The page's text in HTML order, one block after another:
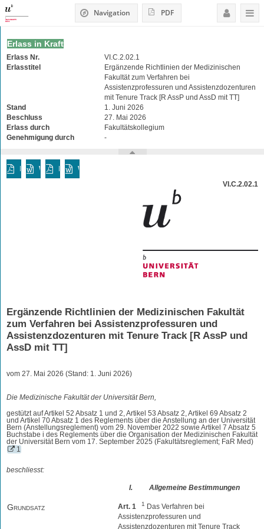
Navigation PDF
Erlass in Kraft
Erlass Nr.
VI.C.2.02.1
Erlasstitel
Ergänzende Richtlinien der Medizinischen
Fakultät zum Verfahren bei
Assistenzprofessuren und Assistenzdozenturen
mit Tenure Track [R AssP und AssD mit TT]
Stand
1. Juni 2026
Beschluss
27. Mai 2026
Erlass durch
Fakultätskollegium
Genehmigung durch
-
PDF Word PDF ohne Anhang
Word ohne Anhang
VI.C.2.02.1
Ergänzende Richtlinien der Medizinischen Fakultät
zum Verfahren bei Assistenzprofessuren und
Assistenzdozenturen mit Tenure Track [R AssP und
AssD mit TT]
vom 27. Mai 2026 (Stand: 1. Juni 2026)
Die Medizinische Fakultät der Universität Bern,
gestützt auf Artikel 52 Absatz 1 und 2, Artikel 53 Absatz 2, Artikel 69 Absatz 2
und Artikel 70 Absatz 1 des Reglements über die Anstellung an der Universität
Bern (Anstellungsreglement) vom 29. November 2022 sowie Artikel 7 Absatz 5
Buchstabe i des Reglements über die Organisation der Medizinischen Fakultät
der Universität Bern vom 17. September 2025 (Fakultätsreglement; FaR Med)
1
beschliesst:
I. Allgemeine Bestimmungen
Grundsatz Art. 1 1 Das Verfahren bei
Assistenzprofessuren und
Assistenzdozenturen mit Tenure Track